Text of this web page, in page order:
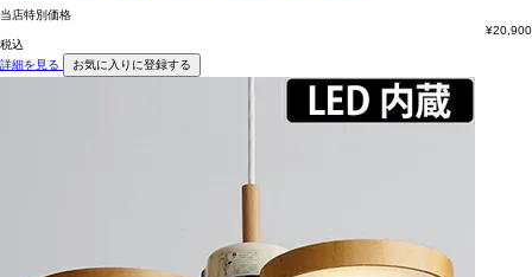
当店特別価格
¥20,900
税込
詳細を見る
お気に入りに登録する